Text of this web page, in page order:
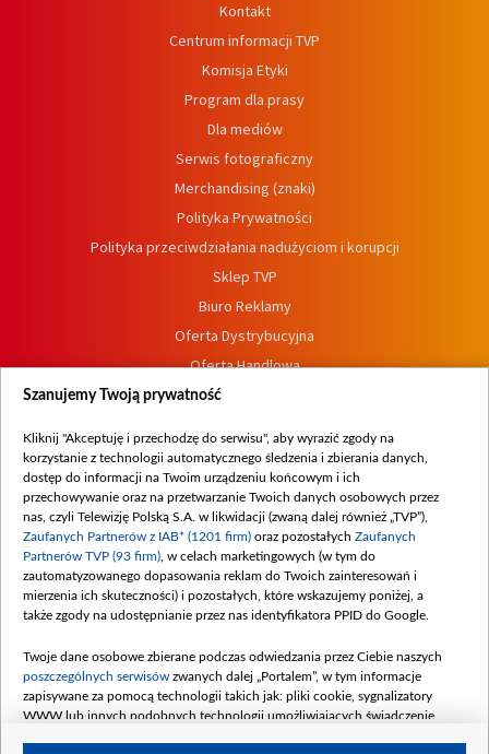
Kontakt
Centrum informacji TVP
Komisja Etyki
Program dla prasy
Dla mediów
Serwis fotograficzny
Merchandising (znaki)
Polityka Prywatności
Polityka przeciwdziałania nadużyciom i korupcji
Sklep TVP
Biuro Reklamy
Oferta Dystrybucyjna
Oferta Handlowa
Dostępność
Procedura zgłoszeń wewnętrznych
Szanujemy Twoją prywatność
Kliknij "Akceptuję i przechodzę do serwisu", aby wyrazić zgody na
korzystanie z technologii automatycznego śledzenia i zbierania danych,
dostęp do informacji na Twoim urządzeniu końcowym i ich
przechowywanie oraz na przetwarzanie Twoich danych osobowych przez
nas, czyli Telewizję Polską S.A. w likwidacji (zwaną dalej również „TVP”),
Zaufanych Partnerów z IAB* (1201 firm) oraz pozostałych Zaufanych
Partnerów TVP (93 firm) , w celach marketingowych (w tym do
zautomatyzowanego dopasowania reklam do Twoich zainteresowań i
mierzenia ich skuteczności) i pozostałych, które wskazujemy poniżej, a
także zgody na udostępnianie przez nas identyfikatora PPID do Google.
Twoje dane osobowe zbierane podczas odwiedzania przez Ciebie naszych
poszczególnych serwisów zwanych dalej „Portalem”, w tym informacje
zapisywane za pomocą technologii takich jak: pliki cookie, sygnalizatory
WWW lub innych podobnych technologii umożliwiających świadczenie